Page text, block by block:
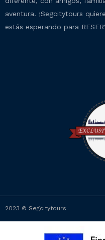
aventura. ¡Segcitytours
estás esperando para
2023 © Segcitytours